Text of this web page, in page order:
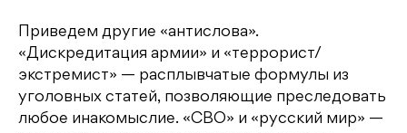
Приведем другие «антислова».
«Дискредитация армии» и «террорист/
экстремист» — расплывчатые формулы из
уголовных статей, позволяющие преследовать
любое инакомыслие. «СВО» и «русский мир» —